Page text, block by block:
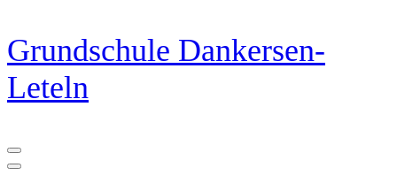
Zum
Inhalt
springen
(Eingabetaste
drücken)
Grundschule Dankersen-
Leteln